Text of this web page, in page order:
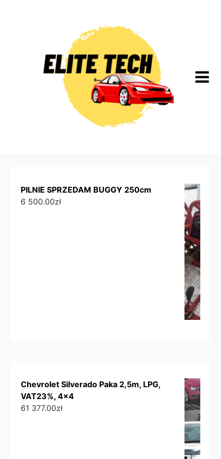
PILNIE SPRZEDAM BUGGY 250cm
6 500.00zł
Chevrolet Silverado Paka 2,5m, LPG,
VAT23%, 4x4
61 377.00zł